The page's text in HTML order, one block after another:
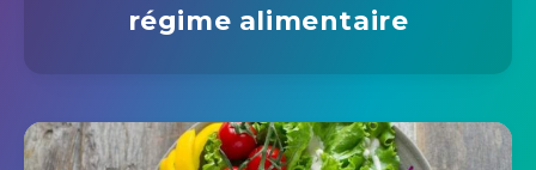
régime alimentaire